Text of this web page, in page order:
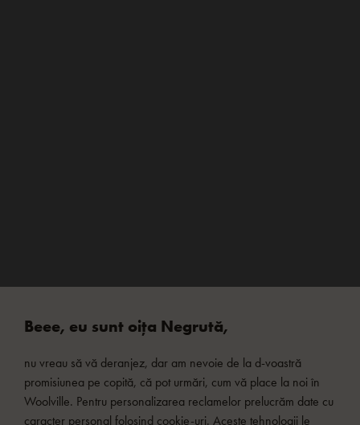
Beee, eu sunt oița Negrută,
nu vreau să vă deranjez, dar am nevoie de la d-voastră
promisiunea pe copită, că pot urmări, cum vă place la noi în
Woolville. Pentru personalizarea reclamelor prelucrăm date cu
caracter personal folosind cookie-uri. Aceste tehnologii le